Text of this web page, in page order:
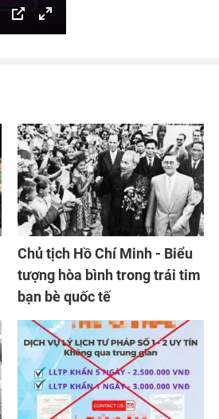
PIP Enter
Chủ tịch Hồ Chí Minh - Biểu
tượng hòa bình trong trái tim
bạn bè quốc tế